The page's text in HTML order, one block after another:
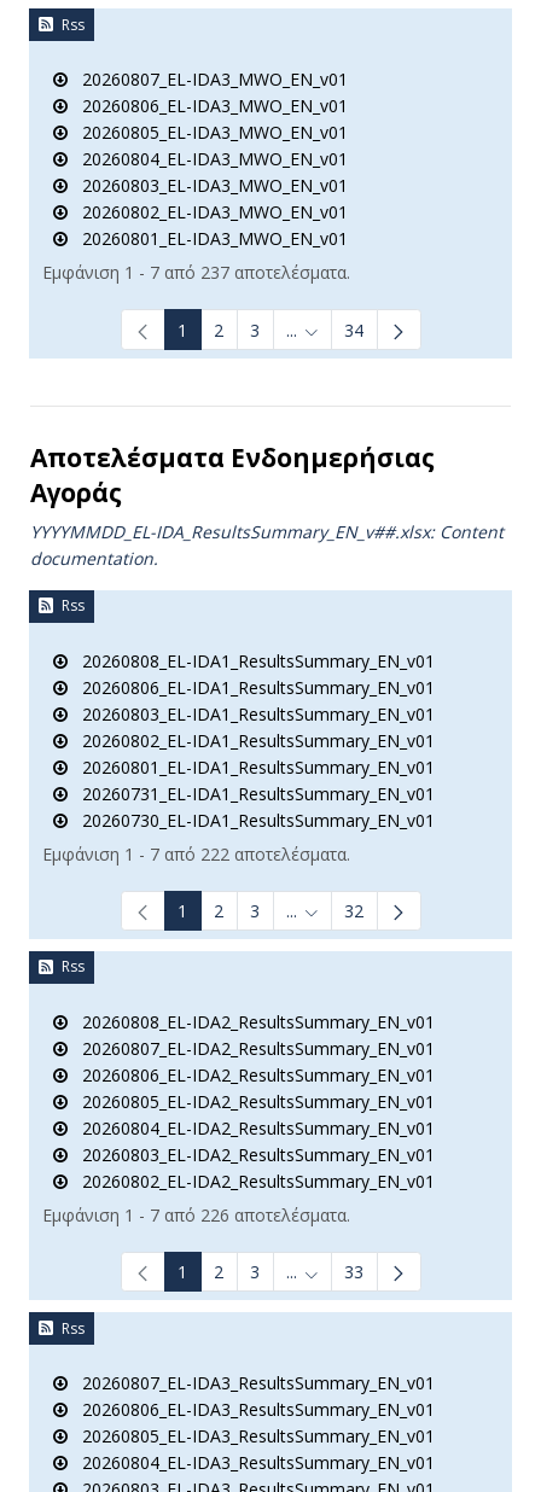
Rss
20260807_EL-IDA3_MWO_EN_v01
20260806_EL-IDA3_MWO_EN_v01
20260805_EL-IDA3_MWO_EN_v01
20260804_EL-IDA3_MWO_EN_v01
20260803_EL-IDA3_MWO_EN_v01
20260802_EL-IDA3_MWO_EN_v01
20260801_EL-IDA3_MWO_EN_v01
Εμφάνιση 1 - 7 από 237 αποτελέσματα.
1 2 3 ... Ενδιάμεσες σελίδες Use
34
Αποτελέσματα Ενδοημερήσιας
Αγοράς
YYYYMMDD_EL-IDA_ResultsSummary_EN_v##.xlsx: Content
documentation.
Rss
20260808_EL-IDA1_ResultsSummary_EN_v01
20260806_EL-IDA1_ResultsSummary_EN_v01
20260803_EL-IDA1_ResultsSummary_EN_v01
20260802_EL-IDA1_ResultsSummary_EN_v01
20260801_EL-IDA1_ResultsSummary_EN_v01
20260731_EL-IDA1_ResultsSummary_EN_v01
20260730_EL-IDA1_ResultsSummary_EN_v01
Εμφάνιση 1 - 7 από 222 αποτελέσματα.
1 2 3 ... Ενδιάμεσες σελίδες Use
32
Rss
20260808_EL-IDA2_ResultsSummary_EN_v01
20260807_EL-IDA2_ResultsSummary_EN_v01
20260806_EL-IDA2_ResultsSummary_EN_v01
20260805_EL-IDA2_ResultsSummary_EN_v01
20260804_EL-IDA2_ResultsSummary_EN_v01
20260803_EL-IDA2_ResultsSummary_EN_v01
20260802_EL-IDA2_ResultsSummary_EN_v01
Εμφάνιση 1 - 7 από 226 αποτελέσματα.
1 2 3 ... Ενδιάμεσες σελίδες Use
33
Rss
20260807_EL-IDA3_ResultsSummary_EN_v01
20260806_EL-IDA3_ResultsSummary_EN_v01
20260805_EL-IDA3_ResultsSummary_EN_v01
20260804_EL-IDA3_ResultsSummary_EN_v01